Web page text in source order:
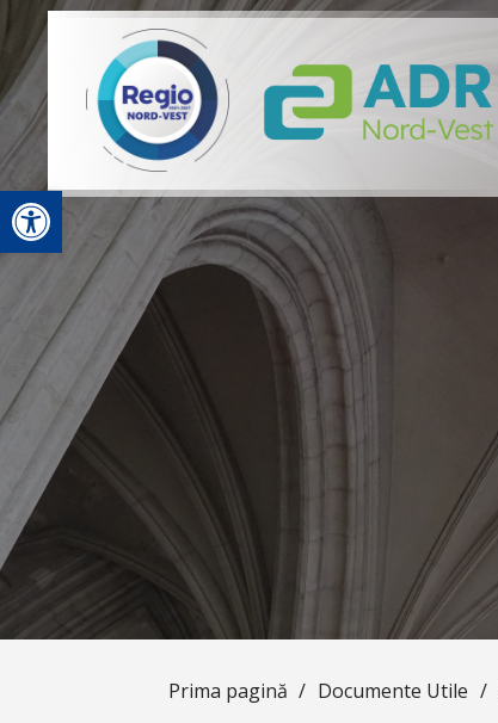
Deschide bara de unelte
Prima pagină / Documente Utile /